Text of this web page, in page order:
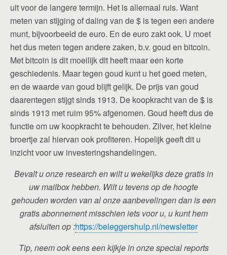
uit voor de langere termijn. Het is allemaal ruis. Want
meten van stijging of daling van de $ is tegen een andere
munt, bijvoorbeeld de euro. En de euro zakt ook. U moet
het dus meten tegen andere zaken, b.v. goud en bitcoin.
Met bitcoin is dit moeilijk dit heeft maar een korte
geschiedenis. Maar tegen goud kunt u het goed meten,
en de waarde van goud blijft gelijk. De prijs van goud
daarentegen stijgt sinds 1913. De koopkracht van de $ is
sinds 1913 met ruim 95% afgenomen. Goud heeft dus de
functie om uw koopkracht te behouden. Zilver, het kleine
broertje zal hiervan ook profiteren. Hopelijk geeft dit u
inzicht voor uw investeringshandelingen.
Bevalt u onze research en wilt u wekelijks deze gratis in
uw mailbox hebben. Wilt u tevens op de hoogte
gehouden worden van al onze aanbevelingen dan is een
gratis abonnement misschien iets voor u, u kunt hem
afsluiten op :https://beleggershulp.nl/newsletter
Tip, neem ook eens een kijkje in onze special reports